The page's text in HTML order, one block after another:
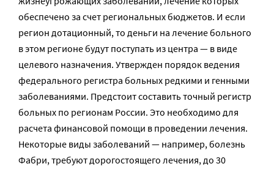
обеспечено за счет региональных бюджетов. И если
регион дотационный, то деньги на лечение больного
в этом регионе будут поступать из центра — в виде
целевого назначения. Утвержден порядок ведения
федерального регистра больных редкими и генными
заболеваниями. Предстоит составить точный регистр
больных по регионам России. Это необходимо для
расчета финансовой помощи в проведении лечения.
Некоторые виды заболеваний — например, болезнь
Фабри, требуют дорогостоящего лечения, до 30